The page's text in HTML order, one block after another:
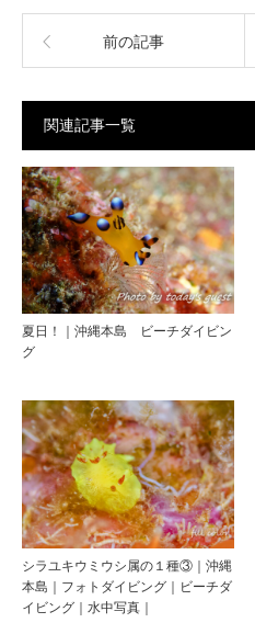
前の記事
関連記事一覧
夏日！｜沖縄本島 ビーチダイビン
グ
シラユキウミウシ属の１種③｜沖縄
本島｜フォトダイビング｜ビーチダ
イビング｜水中写真｜